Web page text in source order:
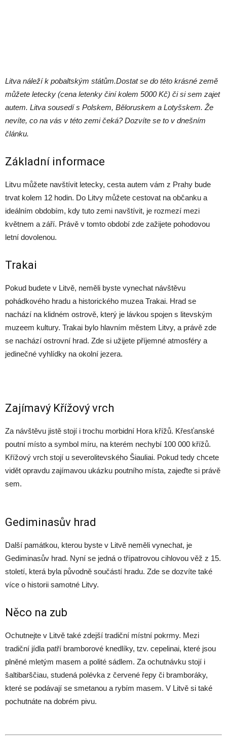
Litva náleží k pobaltským státům.Dostat se do této krásné země
můžete letecky (cena letenky činí kolem 5000 Kč) či si sem zajet
autem. Litva sousedí s Polskem, Běloruskem a Lotyšskem. Že
nevíte, co na vás v této zemi čeká? Dozvíte se to v dnešním
článku.
Základní informace
Litvu můžete navštívit letecky, cesta autem vám z Prahy bude
trvat kolem 12 hodin. Do Litvy můžete cestovat na občanku a
ideálním obdobím, kdy tuto zemi navštívit, je rozmezí mezi
květnem a září. Právě v tomto období zde zažijete pohodovou
letní dovolenou.
Trakai
Pokud budete v Litvě, neměli byste vynechat návštěvu
pohádkového hradu a historického muzea Trakai. Hrad se
nachází na klidném ostrově, který je lávkou spojen s litevským
muzeem kultury. Trakai bylo hlavním městem Litvy, a právě zde
se nachází ostrovní hrad. Zde si užijete příjemné atmosféry a
jedinečné vyhlídky na okolní jezera.
Zajímavý Křížový vrch
Za návštěvu jistě stojí i trochu morbidní Hora křížů. Křesťanské
poutní místo a symbol míru, na kterém nechybí 100 000 křížů.
Křížový vrch stojí u severolitevského Šiauliai. Pokud tedy chcete
vidět opravdu zajímavou ukázku poutního místa, zajeďte si právě
sem.
Gediminasův hrad
Další památkou, kterou byste v Litvě neměli vynechat, je
Gediminasův hrad. Nyní se jedná o třípatrovou cihlovou věž z 15.
století, která byla původně součástí hradu. Zde se dozvíte také
více o historii samotné Litvy.
Něco na zub
Ochutnejte v Litvě také zdejší tradiční místní pokrmy. Mezi
tradiční jídla patří bramborové knedlíky, tzv. cepelinai, které jsou
plněné mletým masem a polité sádlem. Za ochutnávku stojí i
šaltibarščiau, studená polévka z červené řepy či bramboráky,
které se podávají se smetanou a rybím masem. V Litvě si také
pochutnáte na dobrém pivu.